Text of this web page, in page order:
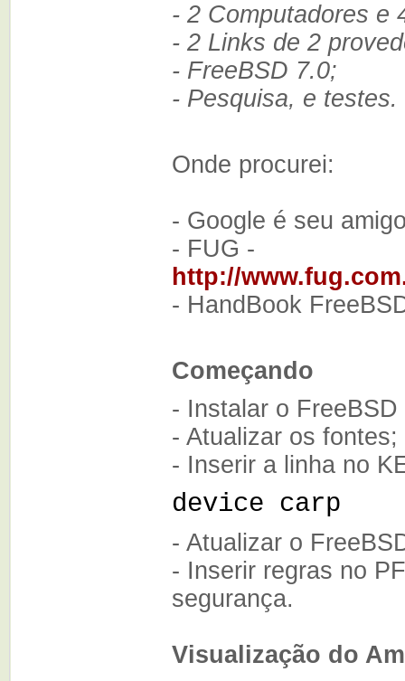
- 2 Computadores e
- 2 Links de 2
- FreeBSD 7.0;
- Pesquisa, e testes.
Onde procurei:
- Google é seu
- FUG -
http://
- HandBook
Começando
- Instalar o
- Atualizar os fontes;
- Inserir a linha no
device carp
- Atualizar o
- Inserir regras no
segurança.
Visualização do